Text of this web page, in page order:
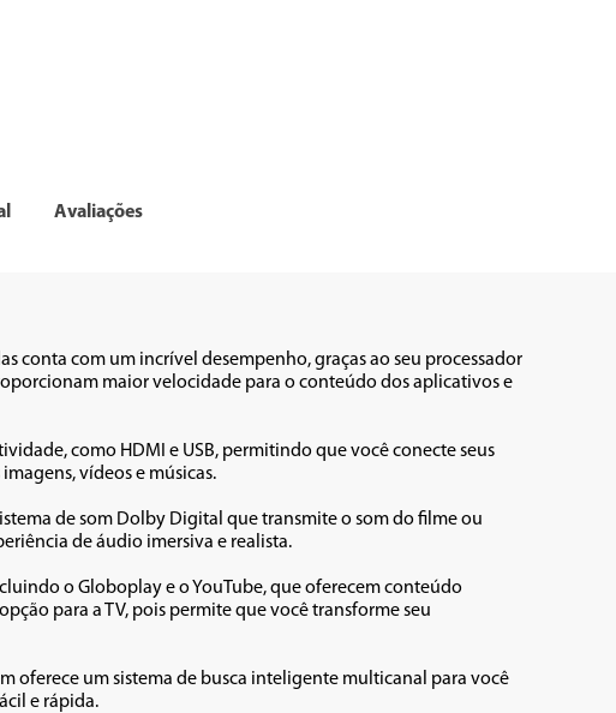
Avaliações
conta com um incrível desempenho, graças ao seu processador
maior velocidade para o conteúdo dos aplicativos e
como HDMI e USB, permitindo que você conecte seus
vídeos e músicas.
de som Dolby Digital que transmite o som do filme ou
de áudio imersiva e realista.
o Globoplay e o YouTube, que oferecem conteúdo
para a TV, pois permite que você transforme seu
oferece um sistema de busca inteligente multicanal para você
e rápida.